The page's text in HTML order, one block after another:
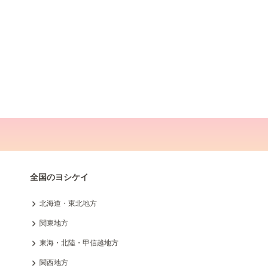
全国のヨシケイ
北海道・東北地方
関東地方
東海・北陸・甲信越地方
関西地方